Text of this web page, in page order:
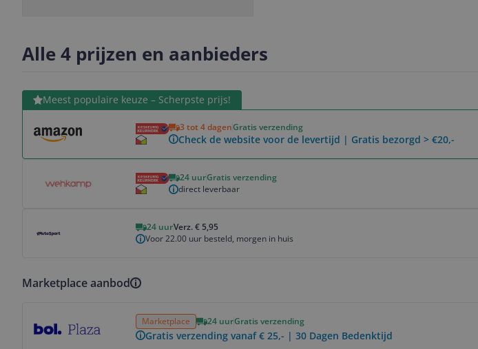
Alle 4 prijzen en aanbieders
Meest populaire keuze – Scherpste prijs!
3 tot 4 dagenGratis verzending
Check de website voor de levertijd | Gratis bezorgd > €20,-
Bekijk product
24 uurGratis verzending
direct leverbaar
24 uurVerz. € 5,95
Voor 22.00 uur besteld, morgen in huis
Marketplace aanbod
Marketplace 24 uurGratis verzending
Gratis verzending vanaf € 25,- | 30 Dagen Bedenktijd